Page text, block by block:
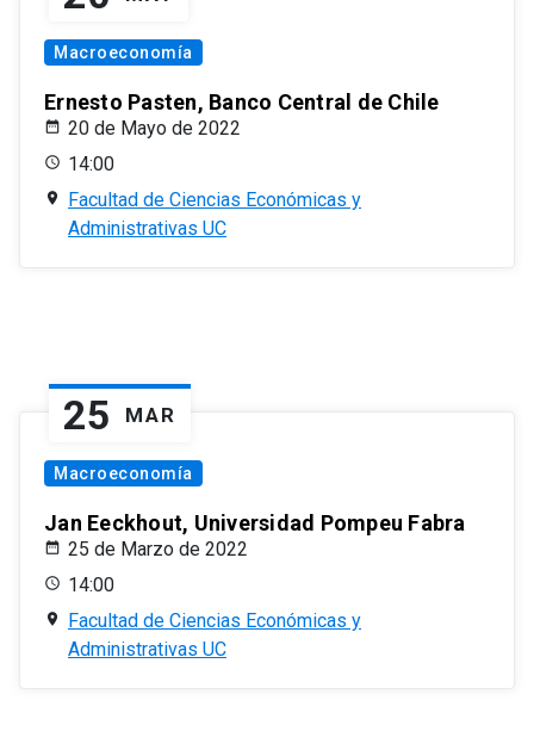
Macroeconomía
Ernesto Pasten, Banco Central de Chile
20 de Mayo de 2022
14:00
Facultad de Ciencias Económicas y
Administrativas UC
25 MAR
Macroeconomía
Jan Eeckhout, Universidad Pompeu Fabra
25 de Marzo de 2022
14:00
Facultad de Ciencias Económicas y
Administrativas UC